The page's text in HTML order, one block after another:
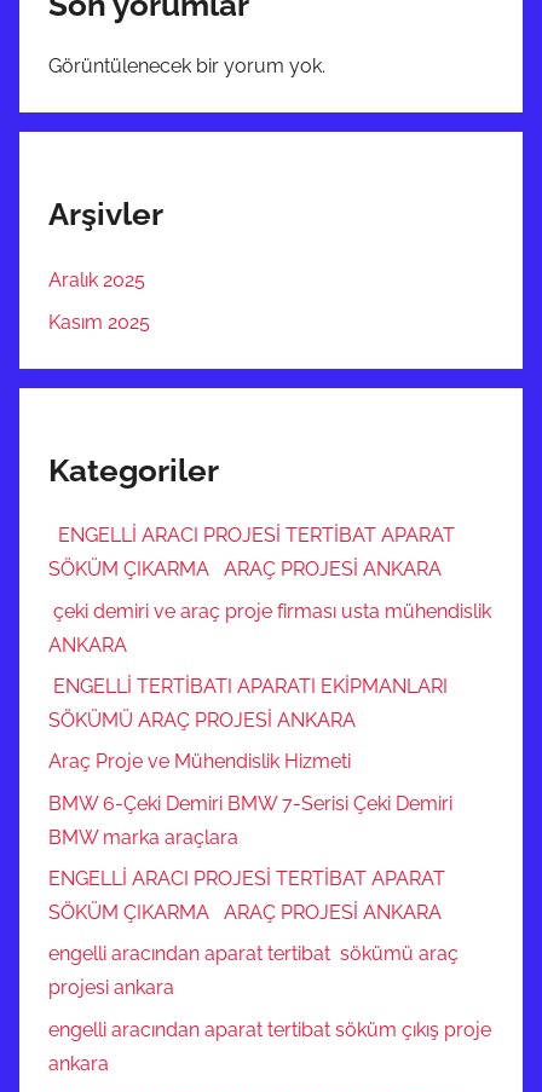
Görüntülenecek bir yorum yok.
Arşivler
Aralık 2025
Kasım 2025
Kategoriler
ENGELLİ ARACI PROJESİ TERTİBAT APARAT
SÖKÜM ÇIKARMA ARAÇ PROJESİ ANKARA
çeki demiri ve araç proje firması usta mühendislik
ANKARA
ENGELLİ TERTİBATI APARATI EKİPMANLARI
SÖKÜMÜ ARAÇ PROJESİ ANKARA
Araç Proje ve Mühendislik Hizmeti
BMW 6-Çeki Demiri BMW 7-Serisi Çeki Demiri
BMW marka araçlara
ENGELLİ ARACI PROJESİ TERTİBAT APARAT
SÖKÜM ÇIKARMA ARAÇ PROJESİ ANKARA
engelli aracından aparat tertibat sökümü araç
projesi ankara
engelli aracından aparat tertibat söküm çıkış proje
ankara